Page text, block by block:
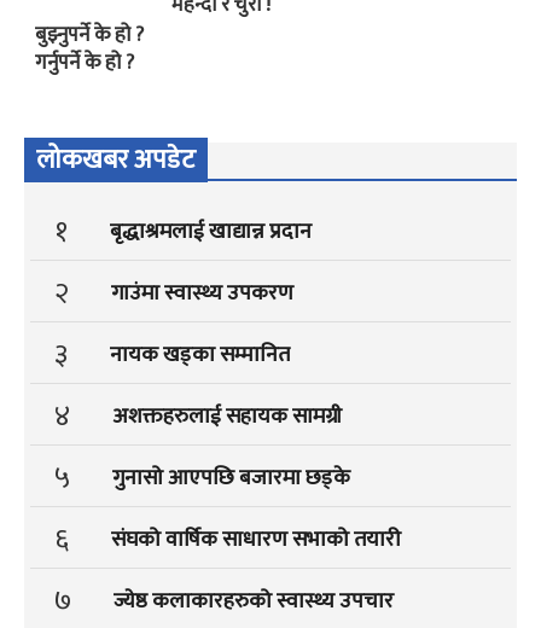
बुझ्नुपर्ने के हो ?
गर्नुपर्ने के हो ?
लोकखबर अपडेट
१ बृद्धाश्रमलाई खाद्यान्न प्रदान
२ गाउंमा स्वास्थ्य उपकरण
३ नायक खड्का सम्मानित
४ अशक्तहरुलाई सहायक सामग्री
५ गुनासो आएपछि बजारमा छड्के
६ संघको वार्षिक साधारण सभाको तयारी
७ ज्येष्ठ कलाकारहरुको स्वास्थ्य उपचार